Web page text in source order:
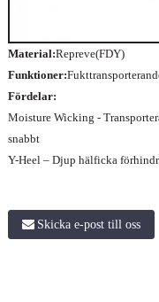
Material:Repreve(FDY)
Funktioner:
Fördelar:
Moisture Wicking -
snabbt
Y-Heel – Djup hälficka
Skicka e-post till oss